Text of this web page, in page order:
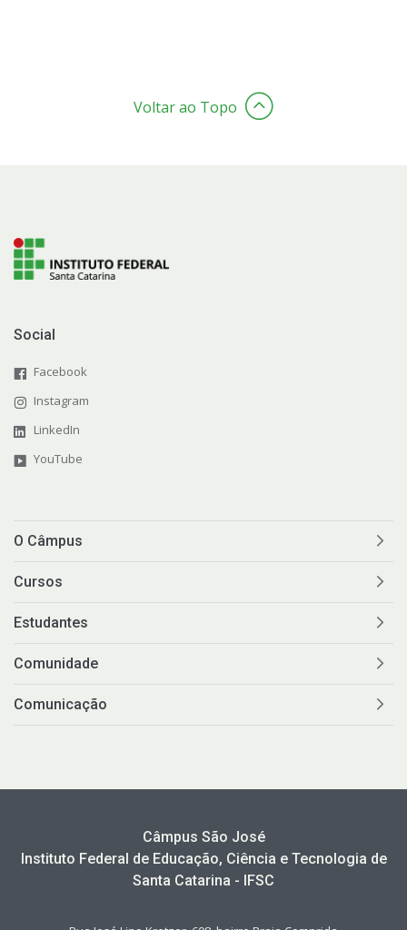
Voltar ao Topo
Social
Facebook
Instagram
LinkedIn
YouTube
O Câmpus
Cursos
Estudantes
Comunidade
Comunicação
Câmpus São José
Instituto Federal de Educação, Ciência e Tecnologia de
Santa Catarina - IFSC